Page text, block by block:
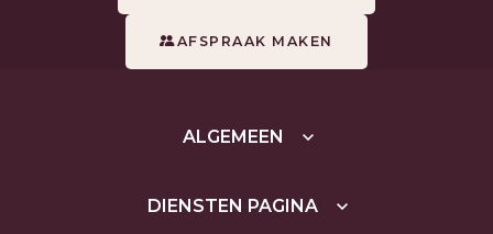
AFSPRAAK MAKEN
ALGEMEEN
DIENSTEN PAGINA